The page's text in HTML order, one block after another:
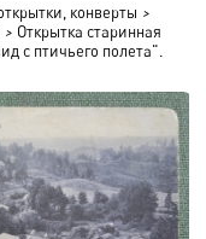
конверты >
> Открытка старинная
с птичьего полета".